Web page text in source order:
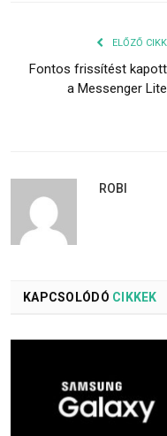
ELŐZŐ CIKK
Fontos frissítést kapott
a Messenger Lite
ROBI
KAPCSOLÓDÓ CIKKEK